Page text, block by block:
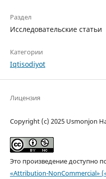
Раздел
Исследовательские статьи
Категории
Iqtisodiyot
Лицензия
Copyright (c) 2025 Usmonjon
Это произведение доступно
«Attribution-NonCommercial»